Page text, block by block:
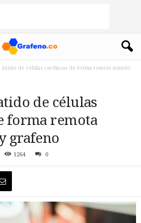
latido de células cardíacas de forma remota usando
de células
forma remota
grafeno
1264 0